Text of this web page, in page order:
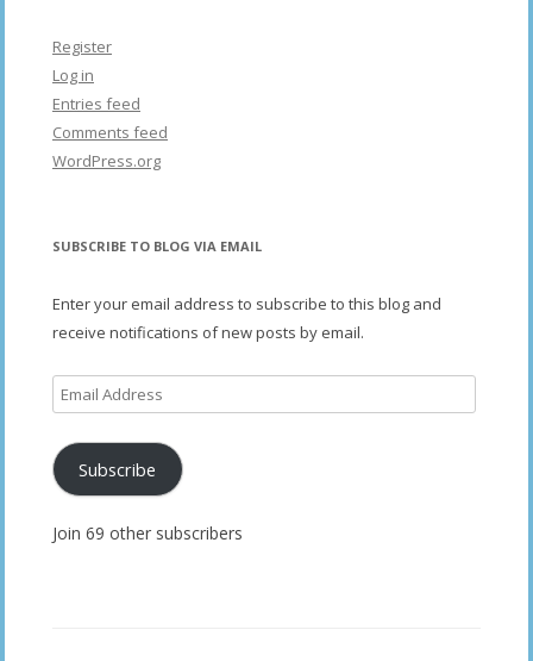
Register
Log in
Entries feed
Comments feed
WordPress.org
SUBSCRIBE TO BLOG VIA EMAIL
Enter your email address to subscribe to this blog and
receive notifications of new posts by email.
Email
Address
Subscribe
Join 69 other subscribers